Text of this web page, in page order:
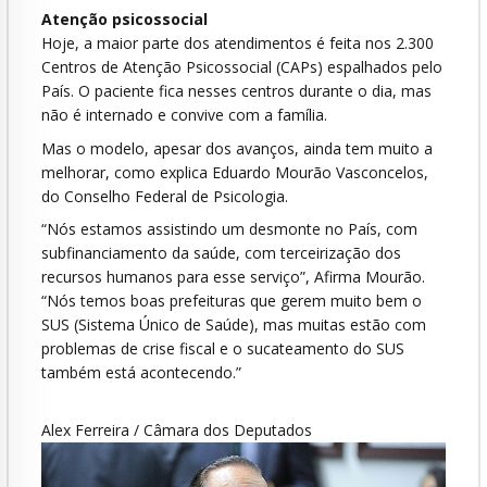
Atenção psicossocial
Hoje, a maior parte dos atendimentos é feita nos 2.300
Centros de Atenção Psicossocial (CAPs) espalhados pelo
País. O paciente fica nesses centros durante o dia, mas
não é internado e convive com a família.
Mas o modelo, apesar dos avanços, ainda tem muito a
melhorar, como explica Eduardo Mourão Vasconcelos,
do Conselho Federal de Psicologia.
“Nós estamos assistindo um desmonte no País, com
subfinanciamento da saúde, com terceirização dos
recursos humanos para esse serviço”, Afirma Mourão.
“Nós temos boas prefeituras que gerem muito bem o
SUS (Sistema Único de Saúde), mas muitas estão com
problemas de crise fiscal e o sucateamento do SUS
também está acontecendo.”
Alex Ferreira / Câmara dos Deputados